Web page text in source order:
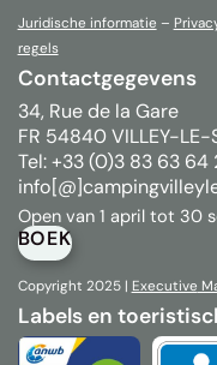
Juridische informatie –
regels
Contactgegevens
34, Rue de la Gare
FR 54840 VILLEY-LE-
Tel: +33 (0)3 83 63 64
Open van 1 april tot 30
BOEK
Copyright 2025 | Executive
Labels en